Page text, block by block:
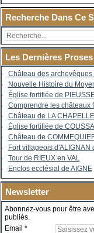
Recherche Dans Ce
Les Dernières
Château des
Nouvelle Histoire du
Église fortifiée de
Comprendre les châteaux
Château de LA
Église fortifiée de
Château de
Fort villageois d'ALIGNAN
Tour de RIEUX en VAL
Enclos ecclésial de AIGNE
Newsletter
Abonnez-vous pour être
publiés.
Email